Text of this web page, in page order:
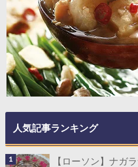
人気記事ランキング
【ローソン】ナガ